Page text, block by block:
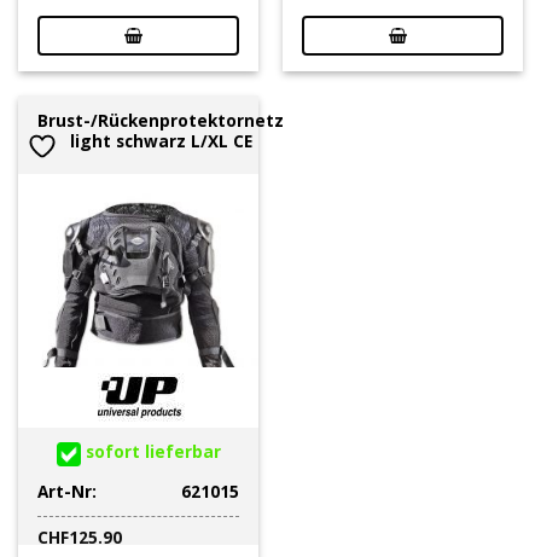
Brust-/Rückenprotektornetz
light schwarz L/XL CE
sofort lieferbar
Art-Nr:
621015
CHF125.90